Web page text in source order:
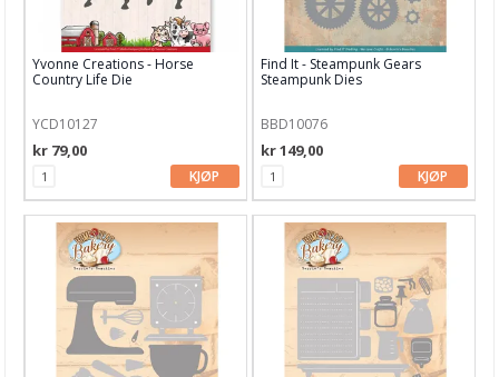
Stamperia
Studio Light
Technique Tuesday dies
Time for Tea
Tim Holtz
Your Next Stamps
XCUT
Aall and Create
Papir & Spesialpapir
Yvonne Creations - Horse
Country Life Die
YCD10127
kr 79,00
KJØP
Find It - Steampunk Gears
Steampunk Dies
BBD10076
kr 149,00
KJØP